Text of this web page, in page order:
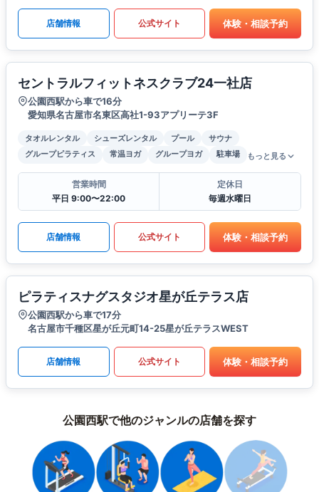
店舗情報 公式サイト 体験・相談予約
セントラルフィットネスクラブ24一社店
公園西駅から車で16分
愛知県名古屋市名東区高社1-93アプリーテ3F
タオルレンタル シューズレンタル プール
サウナ
グループピラティス
常温ヨガ グループヨガ 駐車場 もっと見る
営業時間
平日 9:00〜22:00
定休日
毎週水曜日
店舗情報 公式サイト 体験・相談予約
ピラティスナグスタジオ星が丘テラス店
公園西駅から車で17分
名古屋市千種区星が丘元町14-25星が丘テラスWEST
店舗情報 公式サイト 体験・相談予約
公園西駅で他のジャンルの店舗を探す